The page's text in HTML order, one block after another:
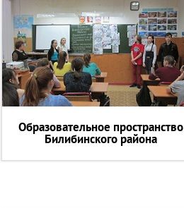
Образовательное пространство
Билибинского района